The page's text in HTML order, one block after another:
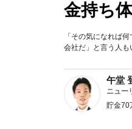
金持ち
「その気になれば
会社だ」と言う人も
午堂
ニュー
貯金70